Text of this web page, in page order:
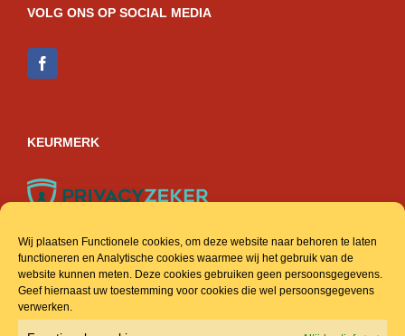
Wij plaatsen Functionele cookies, om deze website naar behoren te laten
functioneren en Analytische cookies waarmee wij het gebruik van de
website kunnen meten. Deze cookies gebruiken geen persoonsgegevens.
Geef hiernaast uw toestemming voor cookies die wel persoonsgegevens
verwerken.
VOLG ONS OP SOCIAL MEDIA
KEURMERK
ACCOUNT & INFO
Veel gestelde vragen